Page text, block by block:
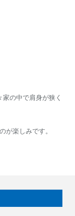
の中で肩身が狭く
が楽しみです。